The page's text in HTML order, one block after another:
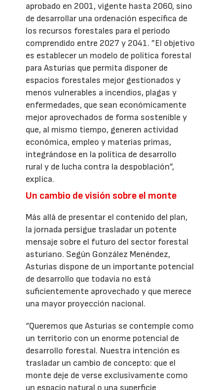
aprobado en 2001, vigente hasta 2060, sino
de desarrollar una ordenación específica de
los recursos forestales para el periodo
comprendido entre 2027 y 2041. ”El objetivo
es establecer un modelo de política forestal
para Asturias que permita disponer de
espacios forestales mejor gestionados y
menos vulnerables a incendios, plagas y
enfermedades, que sean económicamente
mejor aprovechados de forma sostenible y
que, al mismo tiempo, generen actividad
económica, empleo y materias primas,
integrándose en la política de desarrollo
rural y de lucha contra la despoblación”,
explica.
Un cambio de visión sobre el monte
Más allá de presentar el contenido del plan,
la jornada persigue trasladar un potente
mensaje sobre el futuro del sector forestal
asturiano. Según González Menéndez,
Asturias dispone de un importante potencial
de desarrollo que todavía no está
suficientemente aprovechado y que merece
una mayor proyección nacional.
“Queremos que Asturias se contemple como
un territorio con un enorme potencial de
desarrollo forestal. Nuestra intención es
trasladar un cambio de concepto: que el
monte deje de verse exclusivamente como